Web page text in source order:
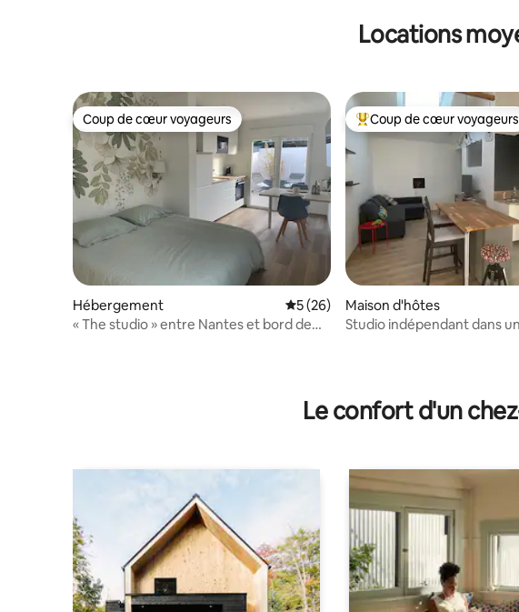
Locations
Coup de cœur voyageurs
Coup de cœur voyageurs
Hébergement Évaluation moyenne sur la base de
5 (26)
« The studio » entre Nantes et bord de
Coups de cœur voyageurs
Coup de cœur voyageurs
Maison d'hôtes
Studio indépendant dans
Le confort d'un